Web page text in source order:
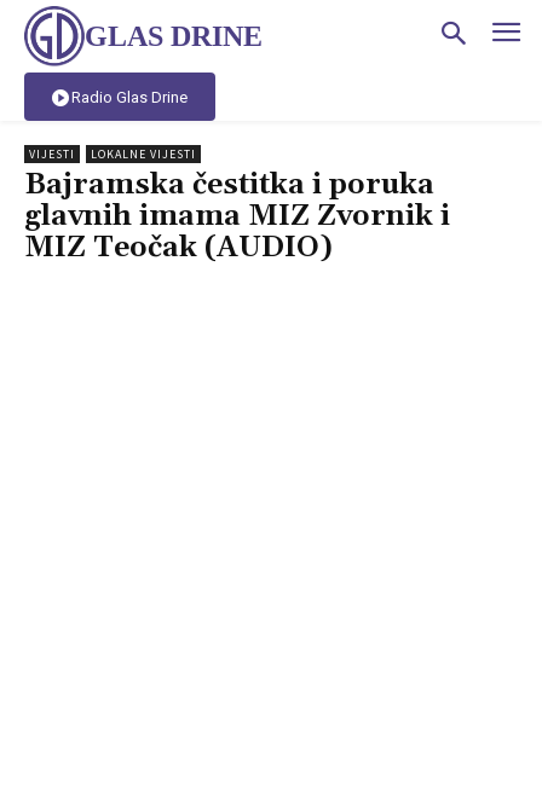
GLAS DRINE
Radio Glas Drine
VIJESTI LOKALNE VIJESTI
Bajramska čestitka i poruka
glavnih imama MIZ Zvornik i
MIZ Teočak (AUDIO)